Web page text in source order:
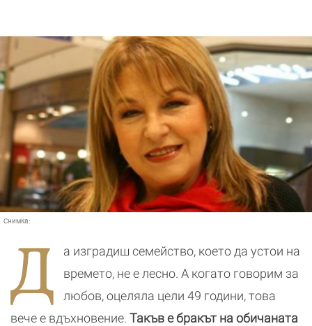
Снимка:
Д
а изградиш семейство, което да устои на
времето, не е лесно. А когато говорим за
любов, оцеляла цели 49 години, това
вече е вдъхновение. Такъв е бракът на обичаната